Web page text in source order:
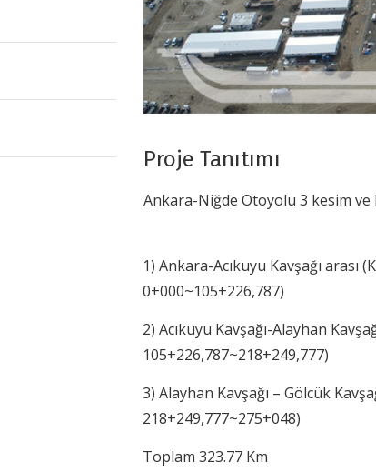
Proje Tanıtımı
Ankara-Niğde Otoyolu 3 kesim ve
1) Ankara-Acıkuyu Kavşağı arası
0+000~105+226,787)
2) Acıkuyu Kavşağı-Alayhan
105+226,787~218+249,777)
3) Alayhan Kavşağı – Gölcük
218+249,777~275+048)
Toplam 323.77 Km